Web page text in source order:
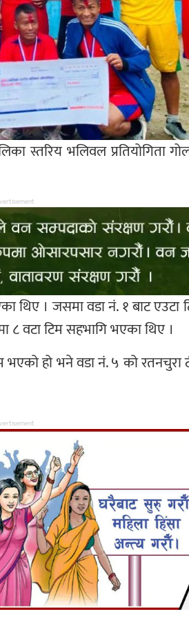
स्तरिय भलिवल प्रतियोगिता
थिए । जसमा वडा नं. १ बाट
८ वटा टिम सहभागि भएका थिए ।
हो भने वडा नं. ५ को रतनचुरा